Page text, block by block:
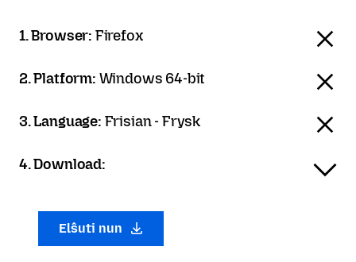
1. Browser: Firefox
2. Platform: Windows 64-bit
3. Language: Frisian - Frysk
4. Download:
Elŝuti nun